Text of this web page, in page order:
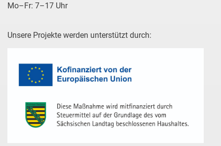
Mo–Fr: 7–17 Uhr
Unsere Projekte werden unterstützt durch: